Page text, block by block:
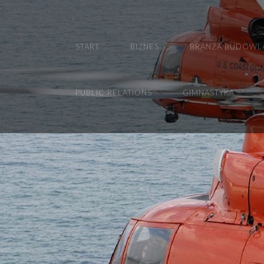
START BIZNES BRANŻA
PUBLIC RELATIONS GIMNASTYKA